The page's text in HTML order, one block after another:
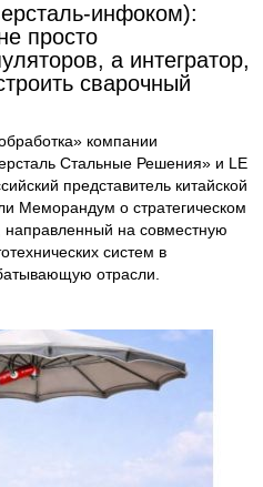
инфоком):
просто
а интегратор,
сварочный
компании
Стальные Решения» и LE
представитель китайской
Меморандум о стратегическом
направленный на совместную
систем в
отрасли.